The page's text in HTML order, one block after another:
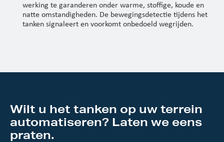
werking te garanderen onder warme, stoffige, koude en
natte omstandigheden. De bewegingsdetectie tijdens het
tanken signaleert en voorkomt onbedoeld wegrijden.
Wilt u het tanken op uw terrein
automatiseren? Laten we eens
praten.